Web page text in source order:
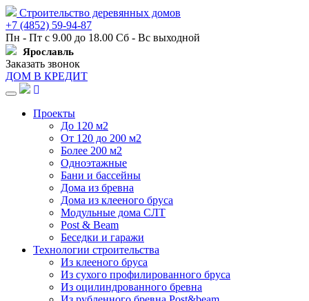
Строительство деревянных домов
+7 (4852) 59-94-87
Пн - Пт с 9.00 до 18.00 Сб - Вс выходной
Ярославль
Заказать звонок
ДОМ В КРЕДИТ
Навигация
Проекты
До 120 м2
От 120 до 200 м2
Более 200 м2
Одноэтажные
Бани и бассейны
Дома из бревна
Дома из клееного бруса
Модульные дома СЛТ
Post & Beam
Беседки и гаражи
Технологии строительства
Из клееного бруса
Из сухого профилированного бруса
Из оцилиндрованного бревна